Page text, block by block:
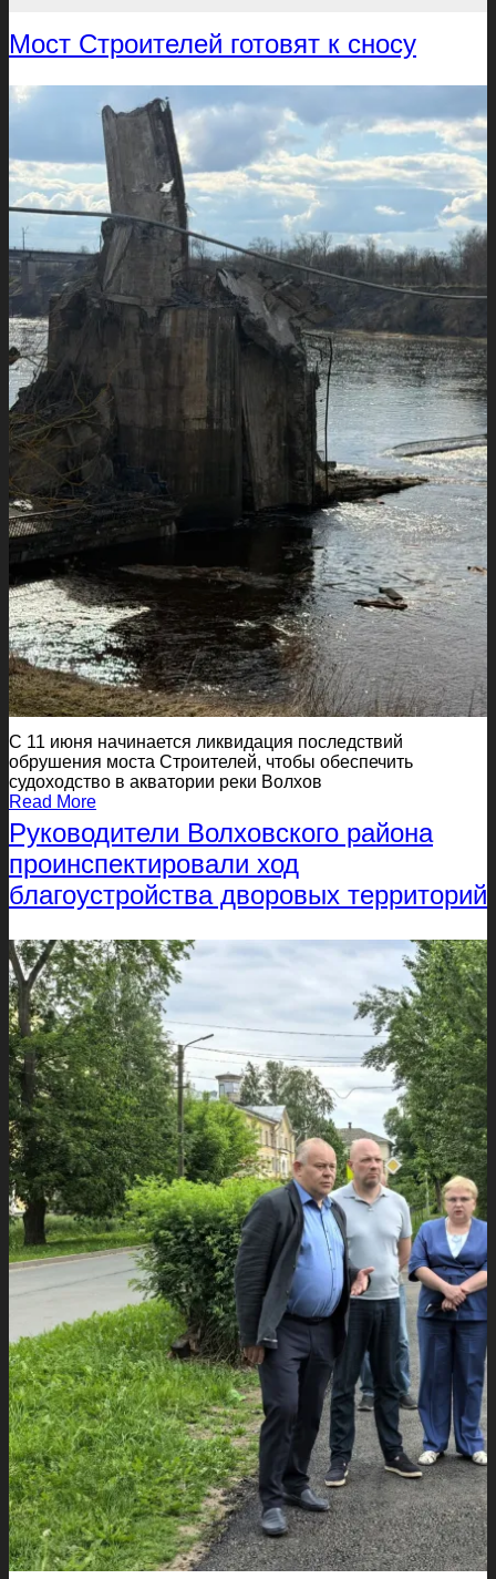
Мост Строителей готовят к сносу
С 11 июня начинается ликвидация последствий
обрушения моста Строителей, чтобы обеспечить
судоходство в акватории реки Волхов
Read More
Руководители Волховского района
проинспектировали ход
благоустройства дворовых территорий